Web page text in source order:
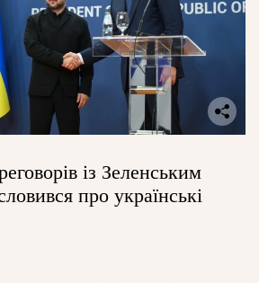
із Зеленським
про українські